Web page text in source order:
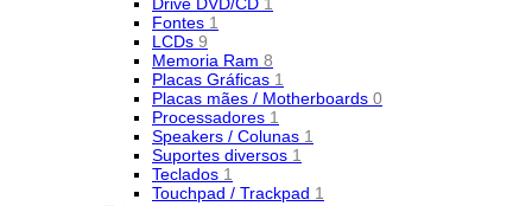
Fontes 1
LCDs 9
Memoria Ram 8
Placas Gráficas 1
Placas mães / Motherboards 0
Processadores 1
Speakers / Colunas 1
Suportes diversos 1
Teclados 1
Touchpad / Trackpad 1